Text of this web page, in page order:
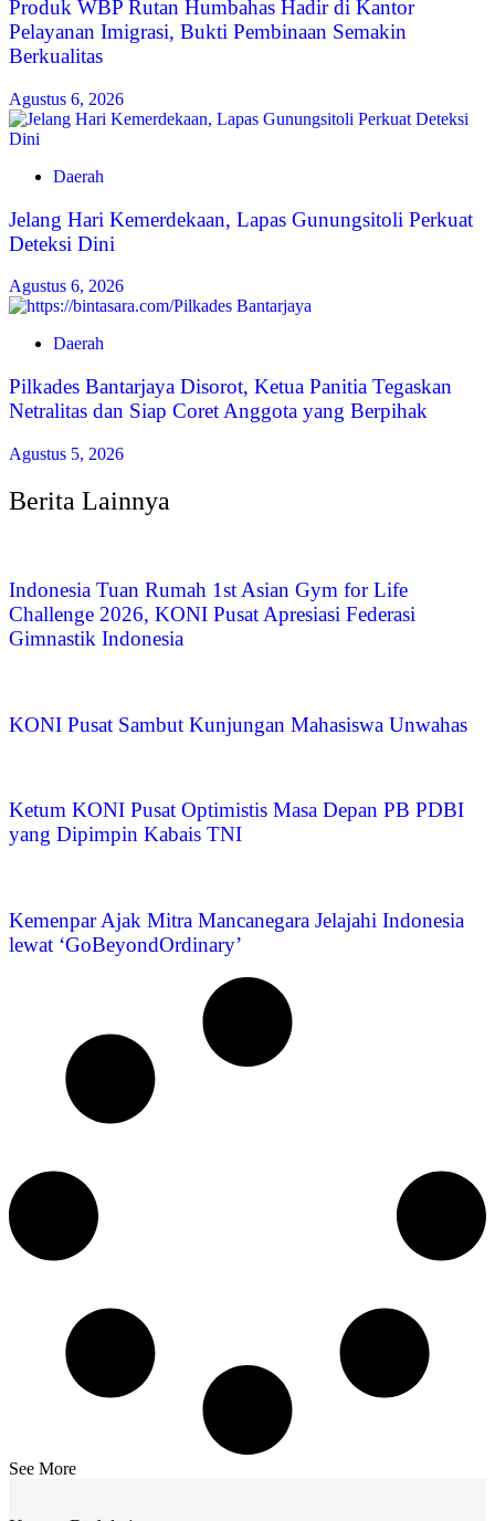
Produk WBP Rutan Humbahas Hadir di Kantor
Pelayanan Imigrasi, Bukti Pembinaan Semakin
Berkualitas
Agustus 6, 2026
Daerah
Jelang Hari Kemerdekaan, Lapas Gunungsitoli Perkuat
Deteksi Dini
Agustus 6, 2026
Daerah
Pilkades Bantarjaya Disorot, Ketua Panitia Tegaskan
Netralitas dan Siap Coret Anggota yang Berpihak
Agustus 5, 2026
Berita Lainnya
Indonesia Tuan Rumah 1st Asian Gym for Life
Challenge 2026, KONI Pusat Apresiasi Federasi
Gimnastik Indonesia
KONI Pusat Sambut Kunjungan Mahasiswa Unwahas
Ketum KONI Pusat Optimistis Masa Depan PB PDBI
yang Dipimpin Kabais TNI
Kemenpar Ajak Mitra Mancanegara Jelajahi Indonesia
lewat ‘GoBeyondOrdinary’
See More